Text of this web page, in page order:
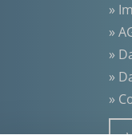
»
»
»
»
»